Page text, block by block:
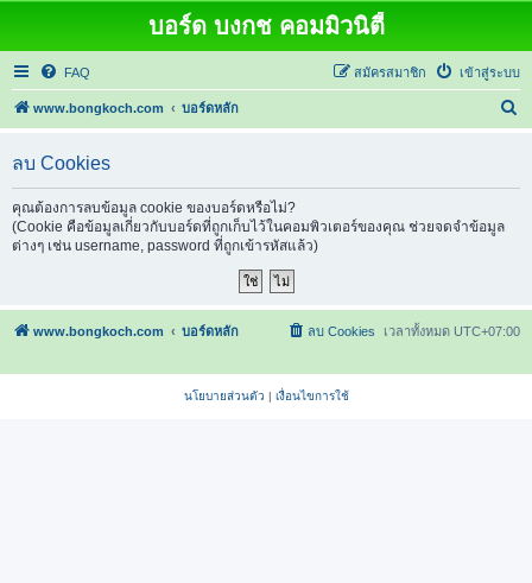
บอร์ด บงกช คอมมิวนิตี้
FAQ เข้าสู่ระบบ
สมัครสมาชิก
www.bongkoch.com บอร์ดหลัก
า
ลบ Cookies
คุณต้องการลบข้อมูล cookie ของบอร์ดหรือไม่?
(Cookie คือข้อมูลเกี่ยวกับบอร์ดที่ถูกเก็บไว้ในคอมพิวเตอร์ของคุณ ช่วยจดจำข้อมูล
ต่างๆ เช่น username, password ที่ถูกเข้ารหัสแล้ว)
www.bongkoch.com บอร์ดหลัก เวลาทั้งหมด UTC+07:00
ลบ Cookies
นโยบายส่วนตัว | เงื่อนไขการใช้